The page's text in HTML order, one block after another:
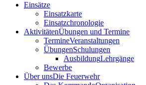
Einsätze
Einsatzkarte
Einsatzchronologie
AktivitätenÜbungen und Termine
TermineVeranstaltungen
ÜbungenSchulungen
AusbildungLehrgänge
Bewerbe
Über unsDie Feuerwehr